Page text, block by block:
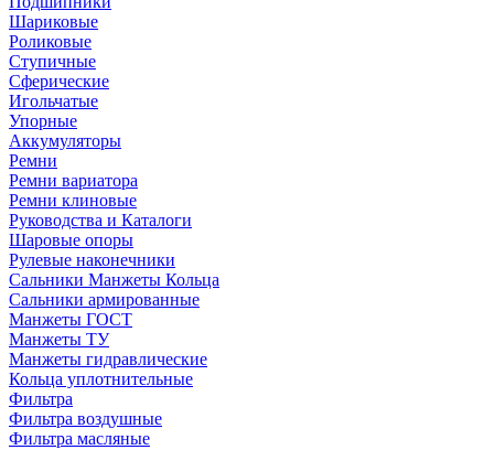
Шариковые
Роликовые
Ступичные
Сферические
Игольчатые
Упорные
Аккумуляторы
Ремни
Ремни вариатора
Ремни клиновые
Руководства и Каталоги
Шаровые опоры
Рулевые наконечники
Сальники Манжеты Кольца
Сальники армированные
Манжеты ГОСТ
Манжеты ТУ
Манжеты гидравлические
Кольца уплотнительные
Фильтра
Фильтра воздушные
Фильтра масляные